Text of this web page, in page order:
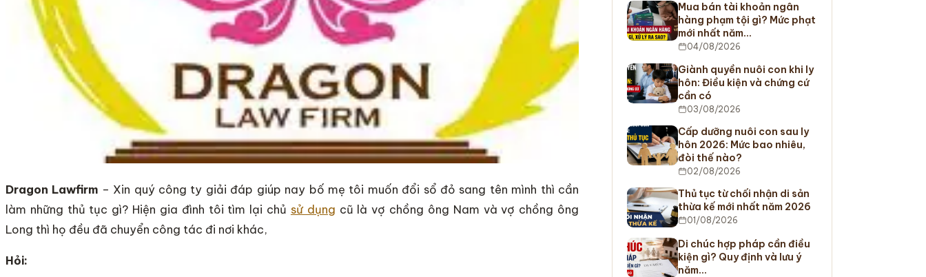
Dragon Lawfirm – Xin quý công ty giải đáp giúp nay bố mẹ tôi muốn đổi sổ đỏ sang tên mình thì cần
làm những thủ tục gì? Hiện gia đình tôi tìm lại chủ sử dụng cũ là vợ chồng ông Nam và vợ chồng ông
Long thì họ đều đã chuyển công tác đi nơi khác,
Hỏi:
Mua bán tài khoản ngân
hàng phạm tội gì? Mức phạt
mới nhất năm…
04/08/2026
Giành quyền nuôi con khi ly
hôn: Điều kiện và chứng cứ
cần có
03/08/2026
Cấp dưỡng nuôi con sau ly
hôn 2026: Mức bao nhiêu,
đòi thế nào?
02/08/2026
Thủ tục từ chối nhận di sản
thừa kế mới nhất năm 2026
01/08/2026
Di chúc hợp pháp cần điều
kiện gì? Quy định và lưu ý
năm…